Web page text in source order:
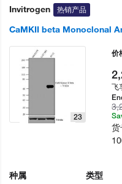
Invitrogen 热销产品
CaMKII beta Monoclonal
23
种属
类型
价
飞